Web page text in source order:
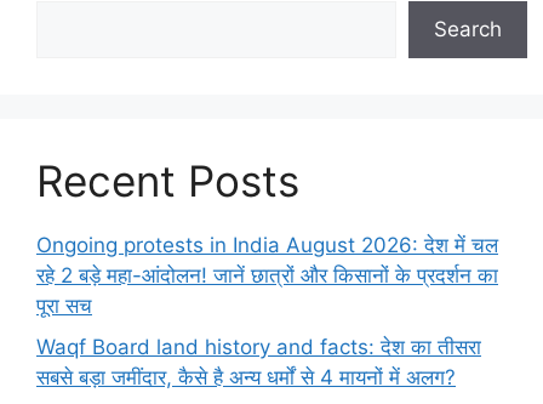
Search
Recent Posts
Ongoing protests in India August 2026: देश में चल
रहे 2 बड़े महा-आंदोलन! जानें छात्रों और किसानों के प्रदर्शन का
पूरा सच
Waqf Board land history and facts: देश का तीसरा
सबसे बड़ा जमींदार, कैसे है अन्य धर्मों से 4 मायनों में अलग?